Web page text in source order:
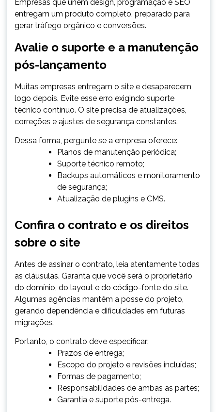
Empresas que unem design, programação e SEO
entregam um produto completo, preparado para
gerar tráfego orgânico e conversões.
Avalie o suporte e a manutenção
pós-lançamento
Muitas empresas entregam o site e desaparecem
logo depois. Evite esse erro exigindo suporte
técnico contínuo. O site precisa de atualizações,
correções e ajustes de segurança constantes.
Dessa forma, pergunte se a empresa oferece:
Planos de manutenção periódica;
Suporte técnico remoto;
Backups automáticos e monitoramento
de segurança;
Atualização de plugins e CMS.
Confira o contrato e os direitos
sobre o site
Antes de assinar o contrato, leia atentamente todas
as cláusulas. Garanta que você será o proprietário
do domínio, do layout e do código-fonte do site.
Algumas agências mantêm a posse do projeto,
gerando dependência e dificuldades em futuras
migrações.
Portanto, o contrato deve especificar:
Prazos de entrega;
Escopo do projeto e revisões incluídas;
Formas de pagamento;
Responsabilidades de ambas as partes;
Garantia e suporte pós-entrega.